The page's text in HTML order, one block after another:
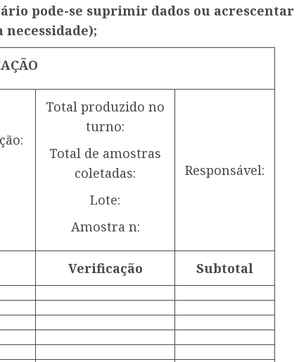
pode-se suprimir dados ou acrescentar
Total produzido no
turno:
Total de amostras
coletadas:
Lote:
Amostra n:
Responsável:
Verificação Subtotal